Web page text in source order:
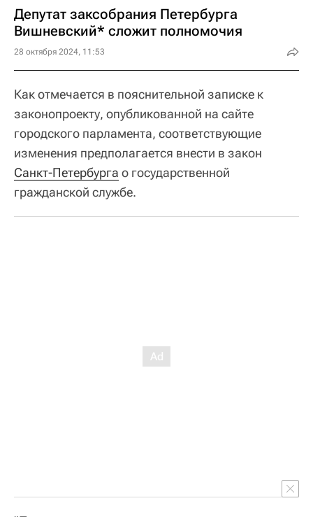
Депутат заксобрания Петербурга
Вишневский* сложит полномочия
28 октября 2024, 11:53
Как отмечается в пояснительной записке к
законопроекту, опубликованной на сайте
городского парламента, соответствующие
изменения предполагается внести в закон
Санкт-Петербурга о государственной
гражданской службе.